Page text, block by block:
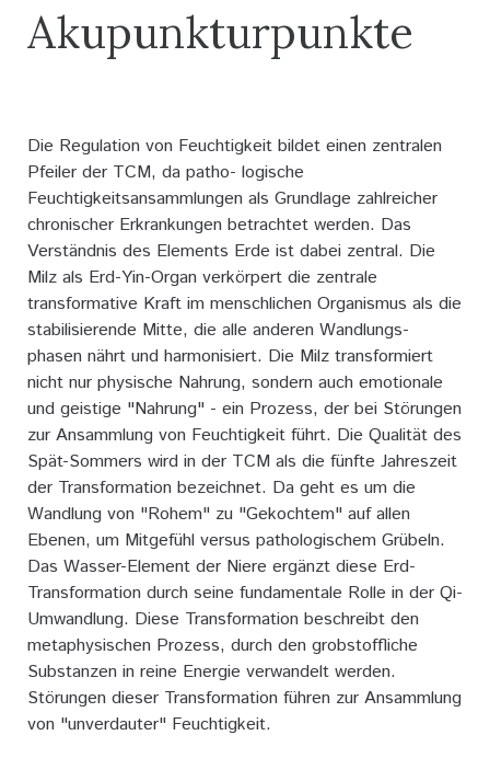
Akupunkturpunkte
Die Regulation von Feuchtigkeit bildet einen zentralen
Pfeiler der TCM, da patho- logische
Feuchtigkeitsansammlungen als Grundlage zahlreicher
chronischer Erkrankungen betrachtet werden. Das
Verständnis des Elements Erde ist dabei zentral. Die
Milz als Erd-Yin-Organ verkörpert die zentrale
transformative Kraft im menschlichen Organismus als die
stabilisierende Mitte, die alle anderen Wandlungs-
phasen nährt und harmonisiert. Die Milz transformiert
nicht nur physische Nahrung, sondern auch emotionale
und geistige "Nahrung" - ein Prozess, der bei Störungen
zur Ansammlung von Feuchtigkeit führt. Die Qualität des
Spät-Sommers wird in der TCM als die fünfte Jahreszeit
der Transformation bezeichnet. Da geht es um die
Wandlung von "Rohem" zu "Gekochtem" auf allen
Ebenen, um Mitgefühl versus pathologischem Grübeln.
Das Wasser-Element der Niere ergänzt diese Erd-
Transformation durch seine fundamentale Rolle in der Qi-
Umwandlung. Diese Transformation beschreibt den
metaphysischen Prozess, durch den grobstoffliche
Substanzen in reine Energie verwandelt werden.
Störungen dieser Transformation führen zur Ansammlung
von "unverdauter" Feuchtigkeit.